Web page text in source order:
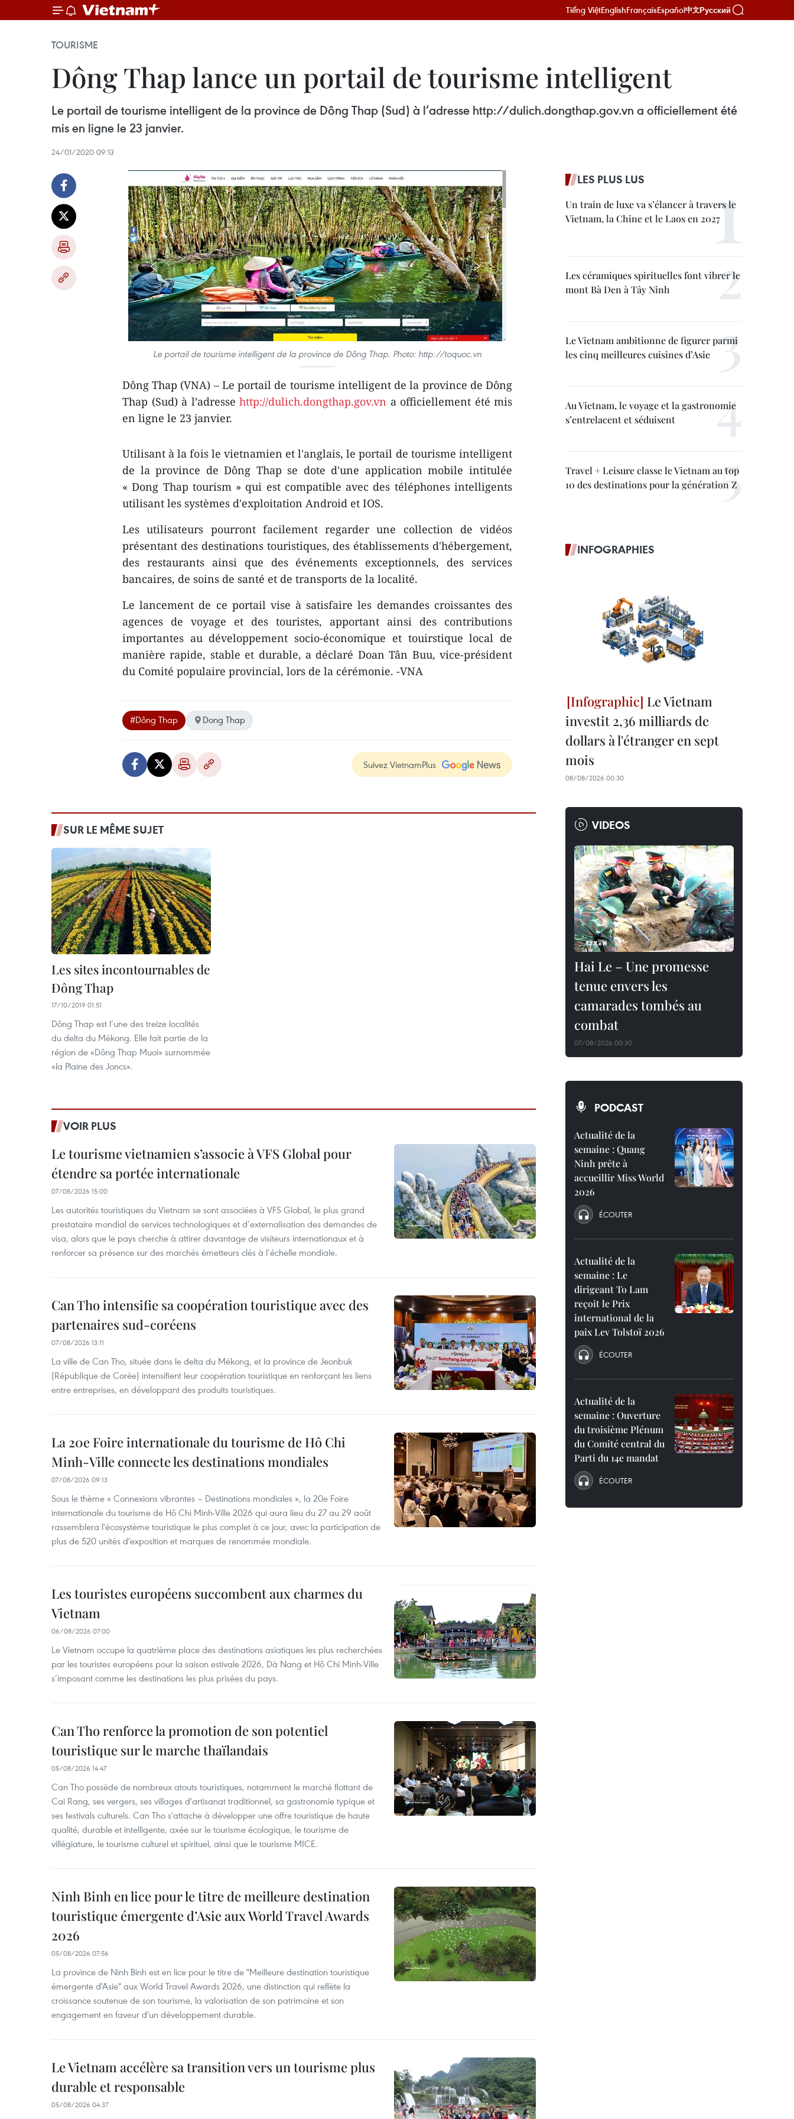
Tiếng ViệtEnglishFrançaisEspañol中文Русский
TOURISME
Dông Thap lance un portail de tourisme intelligent
Le portail de tourisme intelligent de la province de Dông Thap (Sud) à l’adresse http://dulich.dongthap.gov.vn a officiellement été
mis en ligne le 23 janvier.
24/01/2020 09:13
Le portail de tourisme intelligent de la province de Dông Thap. Photo: http://toquoc.vn
Dông Thap (VNA) – Le portail de tourisme intelligent de la province de Dông
Thap (Sud) à l’adresse http://dulich.dongthap.gov.vn a officiellement été mis
en ligne le 23 janvier.
Utilisant à la fois le vietnamien et l'anglais, le portail de tourisme intelligent
de la province de Dông Thap se dote d'une application mobile intitulée
« Dong Thap tourism » qui est compatible avec des téléphones intelligents
utilisant les systèmes d'exploitation Android et IOS.
Les utilisateurs pourront facilement regarder une collection de vidéos
présentant des destinations touristiques, des établissements d'hébergement,
des restaurants ainsi que des événements exceptionnels, des services
bancaires, de soins de santé et de transports de la localité.
Le lancement de ce portail vise à satisfaire les demandes croissantes des
agences de voyage et des touristes, apportant ainsi des contributions
importantes au développement socio-économique et touirstique local de
manière rapide, stable et durable, a déclaré Doan Tân Buu, vice-président
du Comité populaire provincial, lors de la cérémonie. -VNA
#Dông Thap Dong Thap
Suivez VietnamPlus
SUR LE MÊME SUJET
Les sites incontournables de
Đông Thap
17/10/2019 01:51
Dông Thap est l’une des treize localités
du delta du Mékong. Elle fait partie de la
région de «Dông Thap Muoi» surnommée
«la Plaine des Joncs».
VOIR PLUS
Le tourisme vietnamien s’associe à VFS Global pour
étendre sa portée internationale
07/08/2026 15:00
Les autorités touristiques du Vietnam se sont associées à VFS Global, le plus grand
prestataire mondial de services technologiques et d’externalisation des demandes de
visa, alors que le pays cherche à attirer davantage de visiteurs internationaux et à
renforcer sa présence sur des marchés émetteurs clés à l’échelle mondiale.
Can Tho intensifie sa coopération touristique avec des
partenaires sud-coréens
07/08/2026 13:11
La ville de Can Tho, située dans le delta du Mékong, et la province de Jeonbuk
(République de Corée) intensifient leur coopération touristique en renforçant les liens
entre entreprises, en développant des produits touristiques.
La 20e Foire internationale du tourisme de Hô Chi
Minh-Ville connecte les destinations mondiales
07/08/2026 09:13
Sous le thème « Connexions vibrantes – Destinations mondiales », la 20e Foire
internationale du tourisme de Hô Chi Minh-Ville 2026 qui aura lieu du 27 au 29 août
rassemblera l'écosystème touristique le plus complet à ce jour, avec la participation de
plus de 520 unités d'exposition et marques de renommée mondiale.
Les touristes européens succombent aux charmes du
Vietnam
06/08/2026 07:00
Le Vietnam occupe la quatrième place des destinations asiatiques les plus recherchées
par les touristes européens pour la saison estivale 2026, Dà Nang et Hô Chi Minh-Ville
s’imposant comme les destinations les plus prisées du pays.
Can Tho renforce la promotion de son potentiel
touristique sur le marche thaïlandais
05/08/2026 14:47
Can Tho possède de nombreux atouts touristiques, notamment le marché flottant de
Cai Rang, ses vergers, ses villages d'artisanat traditionnel, sa gastronomie typique et
ses festivals culturels. Can Tho s'attache à développer une offre touristique de haute
qualité, durable et intelligente, axée sur le tourisme écologique, le tourisme de
villégiature, le tourisme culturel et spirituel, ainsi que le tourisme MICE.
Ninh Binh en lice pour le titre de meilleure destination
touristique émergente d’Asie aux World Travel Awards
2026
05/08/2026 07:56
La province de Ninh Binh est en lice pour le titre de "Meilleure destination touristique
émergente d'Asie" aux World Travel Awards 2026, une distinction qui reflète la
croissance soutenue de son tourisme, la valorisation de son patrimoine et son
engagement en faveur d'un développement durable.
Le Vietnam accélère sa transition vers un tourisme plus
durable et responsable
05/08/2026 04:37
LES PLUS LUS
Un train de luxe va s’élancer à travers le
Vietnam, la Chine et le Laos en 2027
Les céramiques spirituelles font vibrer le
mont Bà Den à Tây Ninh
Le Vietnam ambitionne de figurer parmi
les cinq meilleures cuisines d’Asie
Au Vietnam, le voyage et la gastronomie
s’entrelacent et séduisent
Travel + Leisure classe le Vietnam au top
10 des destinations pour la génération Z
INFOGRAPHIES
Le Vietnam
investit 2,36 milliards de
dollars à l'étranger en sept
mois
08/08/2026 00:30
VIDEOS
Hai Le – Une promesse
tenue envers les
camarades tombés au
combat
07/08/2026 00:30
PODCAST
Actualité de la
semaine : Quang
Ninh prête à
accueillir Miss World
2026
ÉCOUTER
Actualité de la
semaine : Le
dirigeant To Lam
reçoit le Prix
international de la
paix Lev Tolstoï 2026
ÉCOUTER
Actualité de la
semaine : Ouverture
du troisième Plénum
du Comité central du
Parti du 14e mandat
ÉCOUTER